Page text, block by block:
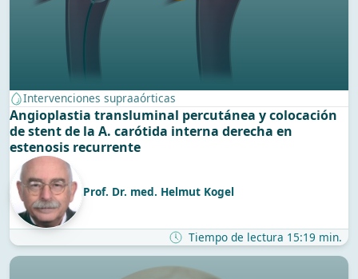
Intervenciones supraaórticas
Angioplastia transluminal percutánea y colocación
de stent de la A. carótida interna derecha en
estenosis recurrente
Prof. Dr. med. Helmut Kogel
Tiempo de lectura 15:19 min.